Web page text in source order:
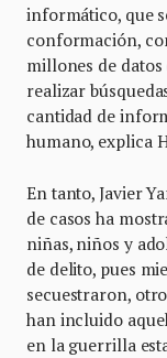
informático, que
conformación,
millones de
realizar
cantidad de
humano, explica
En tanto, Javier
de casos ha
niñas, niños y
de delito, pues
secuestraron,
han incluido
en la guerrilla